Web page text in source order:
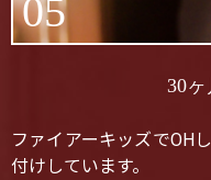
05
30
ファイアーキッズでOH
付けしています。